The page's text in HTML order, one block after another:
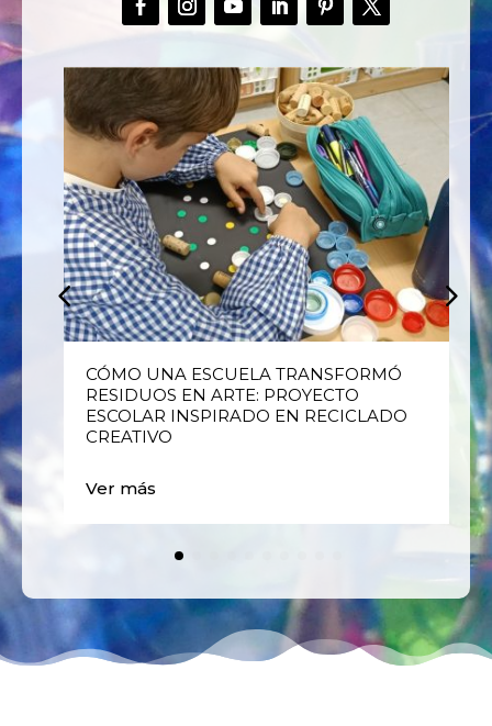
CÓMO UNA ESCUELA TRANSFORMÓ
RESIDUOS EN ARTE: PROYECTO
ESCOLAR INSPIRADO EN RECICLADO
CREATIVO
Ver más